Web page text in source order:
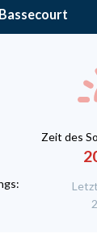
Bassecourt
Zeit des